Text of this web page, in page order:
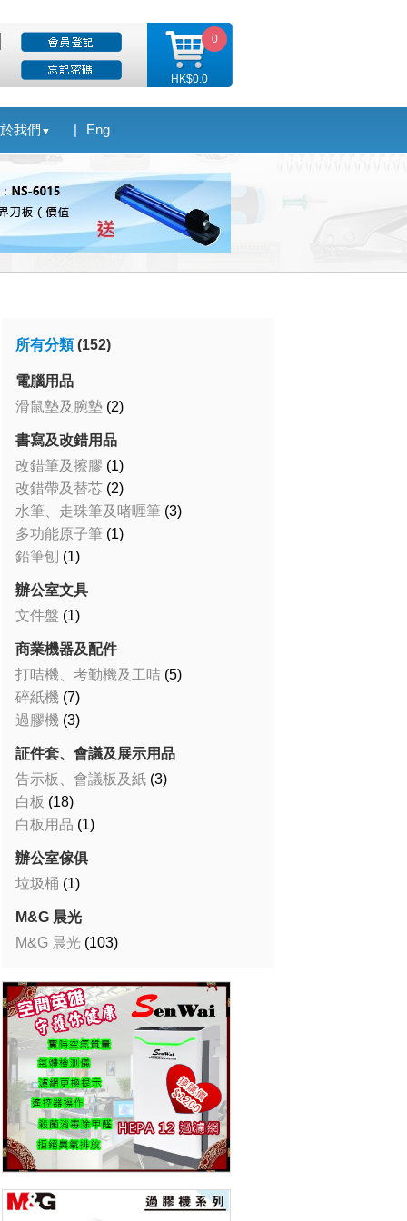
HK$0.0
0
我們 ▼ Eng
所有分類(152)
電腦用品
滑鼠墊及腕墊 (2)
書寫及改錯用品
改錯筆及擦膠 (1)
改錯帶及替芯 (2)
水筆、走珠筆及啫喱筆 (3)
多功能原子筆 (1)
鉛筆刨 (1)
辦公室文具
文件盤 (1)
商業機器及配件
打咭機、考勤機及工咭 (5)
碎紙機 (7)
過膠機 (3)
証件套、會議及展示用品
告示板、會議板及紙 (3)
白板 (18)
白板用品 (1)
辦公室傢俱
垃圾桶 (1)
M&G 晨光
M&G 晨光 (103)